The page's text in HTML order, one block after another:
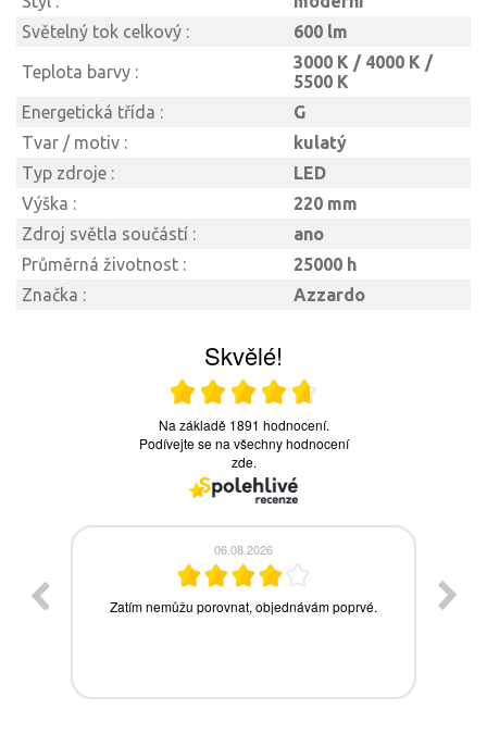
Světelný tok celkový :
600 lm
Teplota barvy :
3000 K / 4000 K /
5500 K
Energetická třída :
G
Tvar / motiv :
kulatý
Typ zdroje :
LED
Výška :
220 mm
Zdroj světla součástí :
ano
Průměrná životnost :
25000 h
Značka :
Azzardo